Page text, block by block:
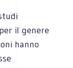
il genere
hanno